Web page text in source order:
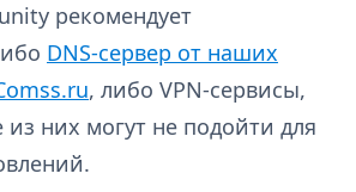
рекомендует
DNS-сервер от наших
, либо VPN-сервисы,
них могут не подойти для